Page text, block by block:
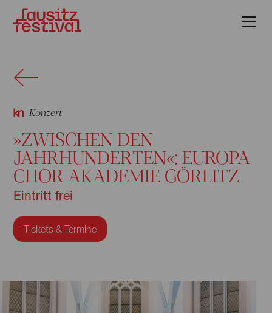
Konzert
»ZWISCHEN DEN
JAHRHUNDERTEN«: EUROPA
CHOR AKADEMIE GÖRLITZ
Eintritt frei
Tickets & Termine